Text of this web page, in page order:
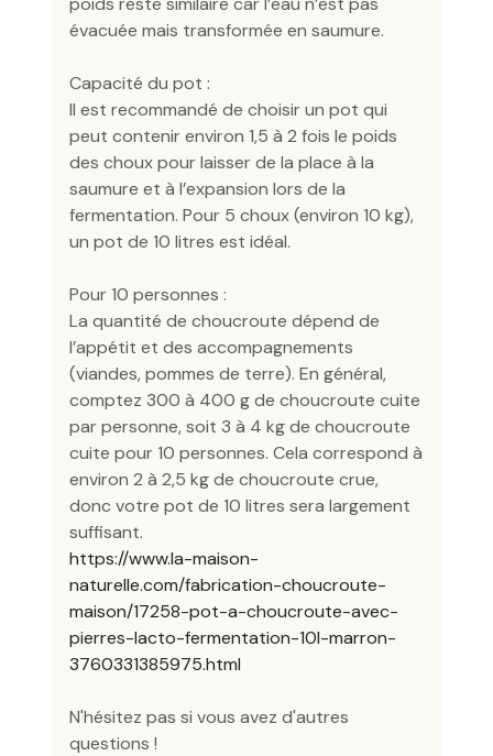
évacuée mais transformée en saumure.
Capacité du pot :
Il est recommandé de choisir un pot qui
peut contenir environ 1,5 à 2 fois le poids
des choux pour laisser de la place à la
saumure et à l’expansion lors de la
fermentation. Pour 5 choux (environ 10 kg),
un pot de 10 litres est idéal.
Pour 10 personnes :
La quantité de choucroute dépend de
l’appétit et des accompagnements
(viandes, pommes de terre). En général,
comptez 300 à 400 g de choucroute cuite
par personne, soit 3 à 4 kg de choucroute
cuite pour 10 personnes. Cela correspond à
environ 2 à 2,5 kg de choucroute crue,
donc votre pot de 10 litres sera largement
suffisant.
https://www.la-maison-
naturelle.com/fabrication-choucroute-
maison/17258-pot-a-choucroute-avec-
pierres-lacto-fermentation-10l-marron-
3760331385975.html
N'hésitez pas si vous avez d'autres
questions !